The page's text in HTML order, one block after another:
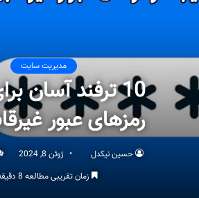
مدیریت سایت
10 ترفند آسان
رمزهای عبور
حسین نیکدل ژوئن 8, 2024
زمان تقریبی مطالعه 8 دقیقه